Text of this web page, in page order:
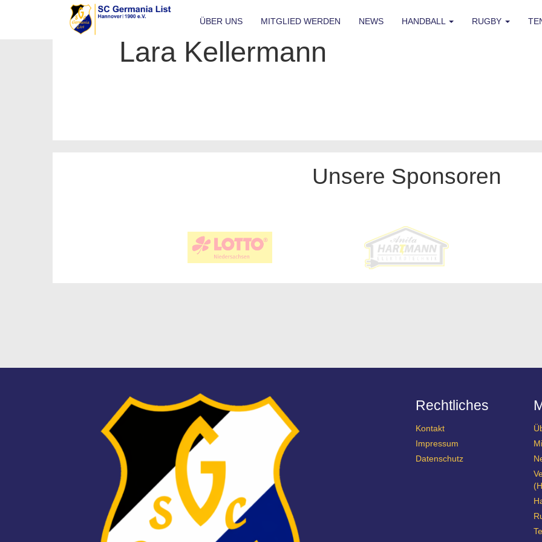
ÜBER UNS MITGLIED WERDEN NEWS HANDBALL RUGBY
Lara Kellermann
Unsere Sponsoren
Rechtliches
Kontakt
Impressum
Datenschutz